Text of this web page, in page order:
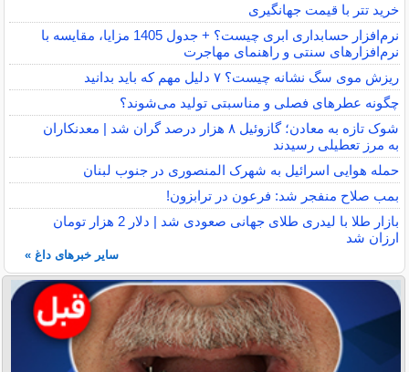
خرید تتر با قیمت جهانگیری
نرم‌افزار حسابداری ابری چیست؟ + جدول 1405 مزایا، مقایسه با
نرم‌افزارهای سنتی و راهنمای مهاجرت
ریزش موی سگ نشانه چیست؟ ۷ دلیل مهم که باید بدانید
چگونه عطرهای فصلی و مناسبتی تولید می‌شوند؟
شوک تازه به معادن؛ گازوئیل ۸ هزار درصد گران شد | معدنکاران
به مرز تعطیلی رسیدند
حمله هوایی اسرائیل به شهرک المنصوری در جنوب لبنان
بمب صلاح منفجر شد: فرعون در ترابزون!
بازار طلا با لیدری طلای جهانی صعودی شد | دلار 2 هزار تومان
ارزان شد
سایر خبرهای داغ »